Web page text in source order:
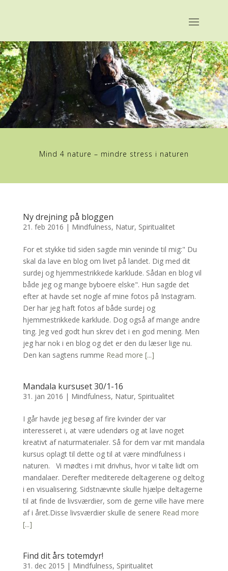
Mind 4 nature – mindre stress i naturen
Ny drejning på bloggen
21. feb 2016 | Mindfulness, Natur, Spiritualitet
For et stykke tid siden sagde min veninde til mig:" Du
skal da lave en blog om livet på landet. Dig med dit
surdej og hjemmestrikkede karklude. Sådan en blog vil
både jeg og mange byboere elske". Hun sagde det
efter at havde set nogle af mine fotos på Instagram.
Der har jeg haft fotos af både surdej og
hjemmestrikkede karklude. Dog også af mange andre
ting. Jeg ved godt hun skrev det i en god mening. Men
jeg har nok i en blog og det er den du læser lige nu.
Den kan sagtens rumme Read more [...]
Mandala kursuset 30/1-16
31. jan 2016 | Mindfulness, Natur, Spiritualitet
I går havde jeg besøg af fire kvinder der var
interesseret i, at være udendørs og at lave noget
kreativt af naturmaterialer. Så for dem var mit mandala
kursus oplagt til dette og til at være mindfulness i
naturen. Vi mødtes i mit drivhus, hvor vi talte lidt om
mandalaer. Derefter mediterede deltagerene og deltog
i en visualisering. Sidstnævnte skulle hjælpe deltagerne
til at finde de livsværdier, som de gerne ville have mere
af i året.Disse livsværdier skulle de senere Read more
[...]
Find dit års totemdyr!
31. dec 2015 | Mindfulness, Spiritualitet